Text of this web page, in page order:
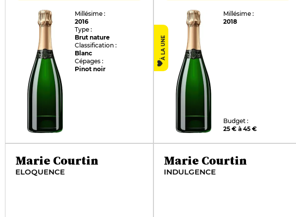
Millésime :
2016
Type :
Brut nature
Classification :
Blanc
Cépages :
Pinot noir
À LA UNE
Millésime :
2018
Budget :
25 € à 45 €
Marie Courtin
ELOQUENCE
Marie Courtin
INDULGENCE